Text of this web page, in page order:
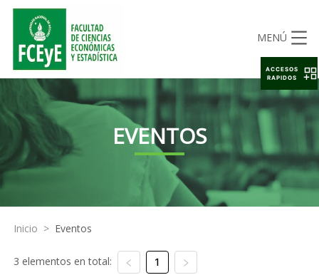
MENÚ
EVENTOS
Inicio > Eventos
3 elementos en total: 1
ACCESOS
RAPIDOS